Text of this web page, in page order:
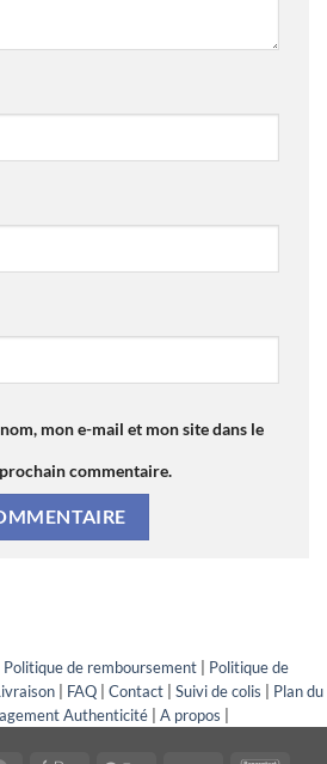
mon e-mail et mon site dans le
commentaire.
Politique de remboursement
Politique de
| FAQ| Contact| Suivi de colis
Plan du
Authenticité| A propos